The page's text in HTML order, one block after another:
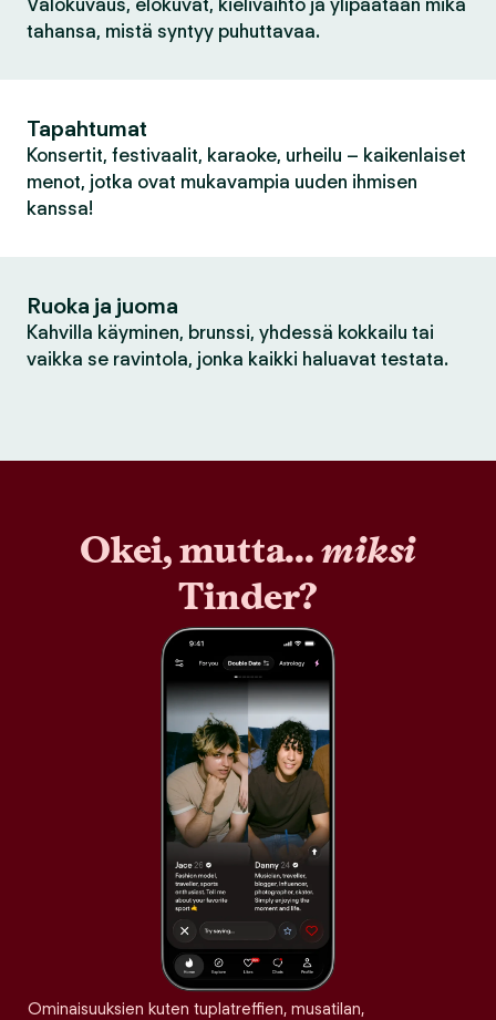
Valokuvaus, elokuvat, kielivaihto ja ylipäätään mikä
tahansa, mistä syntyy puhuttavaa.
Tapahtumat
Konsertit, festivaalit, karaoke, urheilu – kaikenlaiset
menot, jotka ovat mukavampia uuden ihmisen
kanssa!
Ruoka ja juoma
Kahvilla käyminen, brunssi, yhdessä kokkailu tai
vaikka se ravintola, jonka kaikki haluavat testata.
Okei, mutta...miksi
Tinder?
Ominaisuuksien kuten tuplatreffien, musatilan,